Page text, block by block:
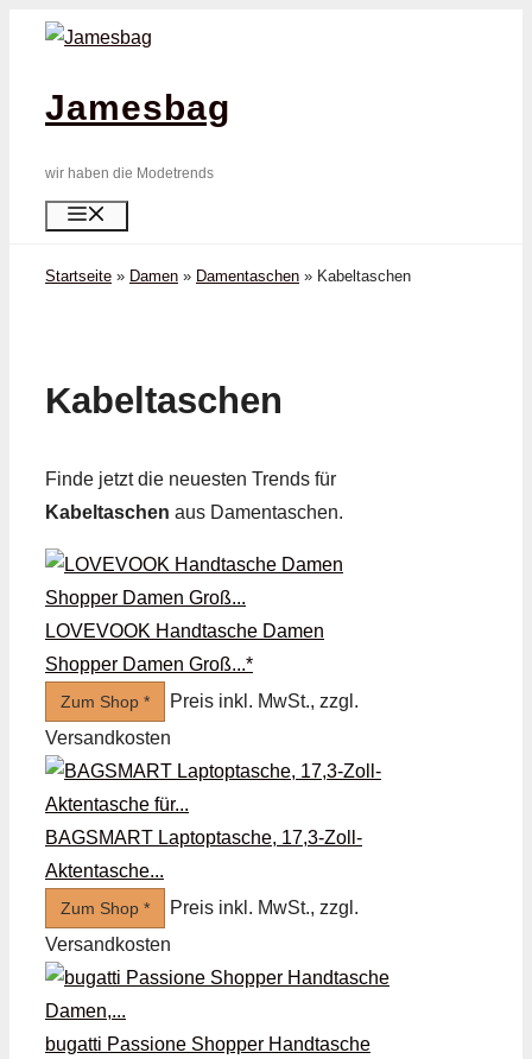
Zum
springenJamesbag
wir haben die Modetrends
Startseite » Damen » Damentaschen » Kabeltaschen
Kabeltaschen
Finde jetzt die neuesten Trends für
Kabeltaschen aus Damentaschen.
LOVEVOOK Handtasche Damen
Shopper Damen Groß...*
Zum Shop *
Preis inkl. MwSt., zzgl.
Versandkosten
BAGSMART Laptoptasche, 17,3-Zoll-
Aktentasche...
Zum Shop *
Preis inkl. MwSt., zzgl.
Versandkosten
bugatti Passione Shopper Handtasche